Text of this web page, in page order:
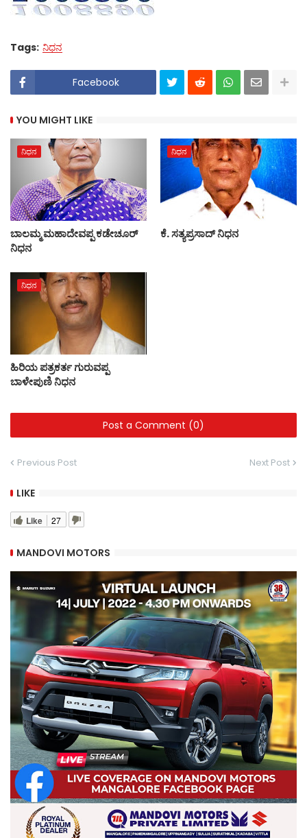
Tags: ನಿಧನ
Facebook
YOU MIGHT LIKE
ನಿಧನ
ಬಾಲಮ್ಮ ಮಹಾದೇವಪ್ಪ ಕಡೇಚೂರ್
ನಿಧನ
ನಿಧನ
ಕೆ. ಸತ್ಯಪ್ರಸಾದ್ ನಿಧನ
ನಿಧನ
ಹಿರಿಯ ಪತ್ರಕರ್ತ ಗುರುವಪ್ಪ
ಬಾಳೇಪುಣಿ ನಿಧನ
Post a Comment (0)
Previous Post Next Post
LIKE
Like 27
MANDOVI MOTORS